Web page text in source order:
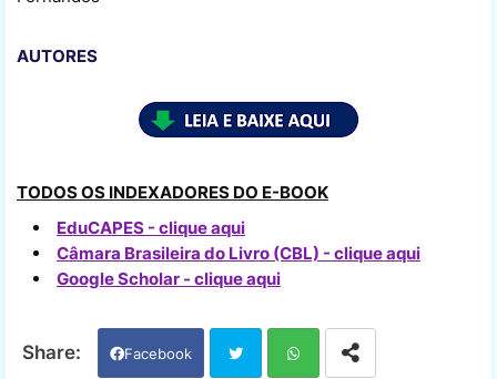
AUTORES
TODOS OS INDEXADORES DO E-BOOK
EduCAPES - clique aqui
Câmara Brasileira do Livro (CBL) - clique aqui
Google Scholar - clique aqui
Facebook